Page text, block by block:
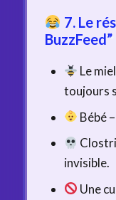
7. Le
BuzzFeed”
Le
toujours
Bébé
invisible.
Une